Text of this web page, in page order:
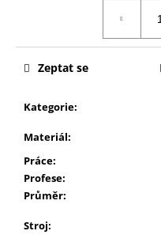
Kategorie:
Materiál:
Práce:
Profese:
Průměr:
Stroj:
Zeptat se